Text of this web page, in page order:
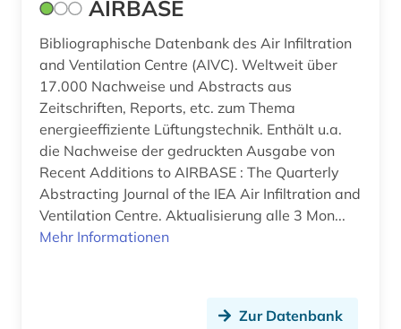
bildliche darstellung (1)
bildträger (1)
bildung (1)
biodiversität in städten (1)
bioenergie (1)
AIRBASE
Bibliographische Datenbank des Air Infiltration
and Ventilation Centre (AIVC). Weltweit über
17.000 Nachweise und Abstracts aus
Zeitschriften, Reports, etc. zum Thema
energieeffiziente Lüftungstechnik. Enthält u.a.
die Nachweise der gedruckten Ausgabe von
Recent Additions to AIRBASE : The Quarterly
Abstracting Journal of the IEA Air Infiltration and
Ventilation Centre. Aktualisierung alle 3 Mon...
Mehr Informationen
Zur Datenbank